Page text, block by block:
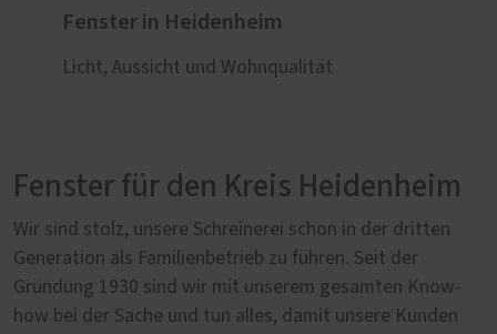
Fenster in Heidenheim
Licht, Aussicht und Wohnqualität
Fenster für den Kreis Heidenheim
Wir sind stolz, unsere Schreinerei schon in der dritten
Generation als Familienbetrieb zu führen. Seit der
Gründung 1930 sind wir mit unserem gesamten Know-
how bei der Sache und tun alles, damit unsere Kunden